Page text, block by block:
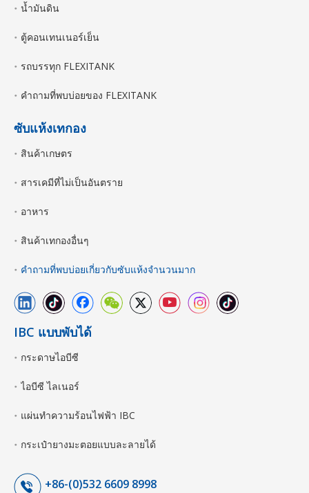
น้ำมันดิน
ตู้คอนเทนเนอร์เย็น
รถบรรทุก FLEXITANK
คำถามที่พบบ่อยของ FLEXITANK
ซับแห้งเทกอง
สินค้าเกษตร
สารเคมีที่ไม่เป็นอันตราย
อาหาร
สินค้าเทกองอื่นๆ
คำถามที่พบบ่อยเกี่ยวกับซับแห้งจำนวนมาก
IBC แบบพับได้
กระดาษไอบีซี
ไอบีซี ไลเนอร์
แผ่นทำความร้อนไฟฟ้า IBC
กระเป๋ายางมะตอยแบบละลายได้
+86-(0)532 6609 8998